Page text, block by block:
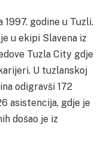
godine u Tuzli.
u ekipi Slavena iz
Tuzla City gdje
U tuzlanskoj
odigravši 172
asistencija, gdje je
došao je iz